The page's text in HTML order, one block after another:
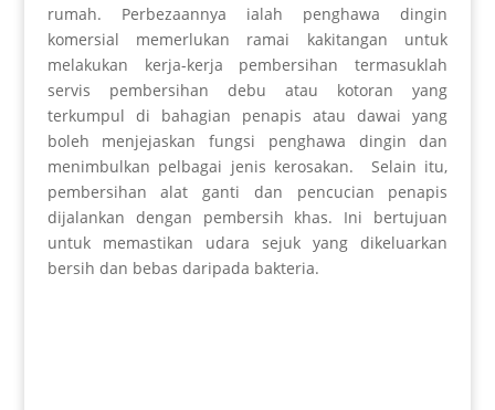
rumah. Perbezaannya ialah penghawa dingin
komersial memerlukan ramai kakitangan untuk
melakukan kerja-kerja pembersihan termasuklah
servis pembersihan debu atau kotoran yang
terkumpul di bahagian penapis atau dawai yang
boleh menjejaskan fungsi penghawa dingin dan
menimbulkan pelbagai jenis kerosakan. Selain itu,
pembersihan alat ganti dan pencucian penapis
dijalankan dengan pembersih khas. Ini bertujuan
untuk memastikan udara sejuk yang dikeluarkan
bersih dan bebas daripada bakteria.